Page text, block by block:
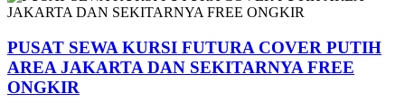
PUSAT SEWA KURSI FUTURA COVER PUTIH
AREA JAKARTA DAN SEKITARNYA FREE
ONGKIR